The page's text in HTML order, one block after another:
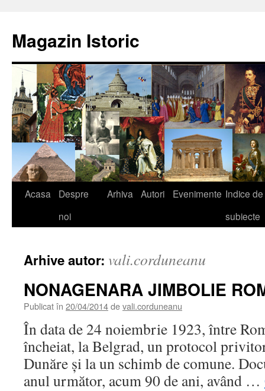
conținut
Magazin Istoric
Acasa
Despre
noi
Arhiva Autori Evenimente Indice de
subiecte
Arhive autor: vali.corduneanu
NONAGENARA JIMBOLIE
Publicat în 20/04/2014devali.corduneanu
În data de 24 noiembrie 1923, între
încheiat, la Belgrad, un protocol
Dunăre şi la un schimb de comune.
anul următor, acum 90 de ani, având …